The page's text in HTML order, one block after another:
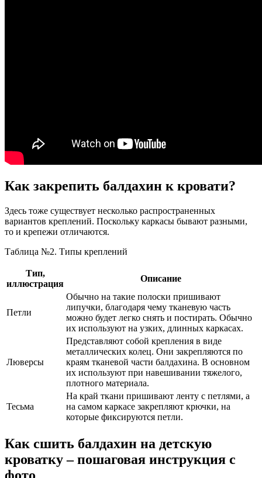
Как закрепить балдахин к кровати?
Здесь тоже существует несколько распространенных
вариантов креплений. Поскольку каркасы бывают разными,
то и крепежи отличаются.
Таблица №2. Типы креплений
Тип,
иллюстрация
Описание
Петли
Обычно на такие полоски пришивают
липучки, благодаря чему тканевую часть
можно будет легко снять и постирать. Обычно
их используют на узких, длинных каркасах.
Люверсы
Представляют собой крепления в виде
металлических колец. Они закрепляются по
краям тканевой части балдахина. В основном
их используют при навешивании тяжелого,
плотного материала.
Тесьма
На край ткани пришивают ленту с петлями, а
на самом каркасе закрепляют крючки, на
которые фиксируются петли.
Как сшить балдахин на детскую
кроватку – пошаговая инструкция с